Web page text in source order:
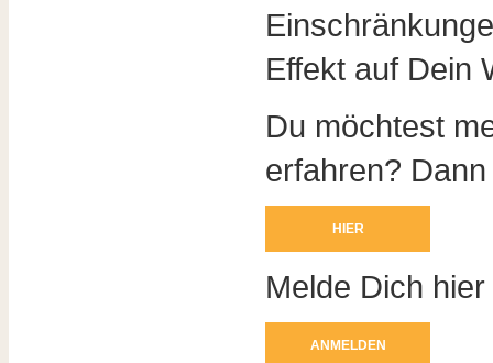
Effekt auf Dein
Du möchtest
erfahren?
HIER
Melde Dich
ANMELDEN